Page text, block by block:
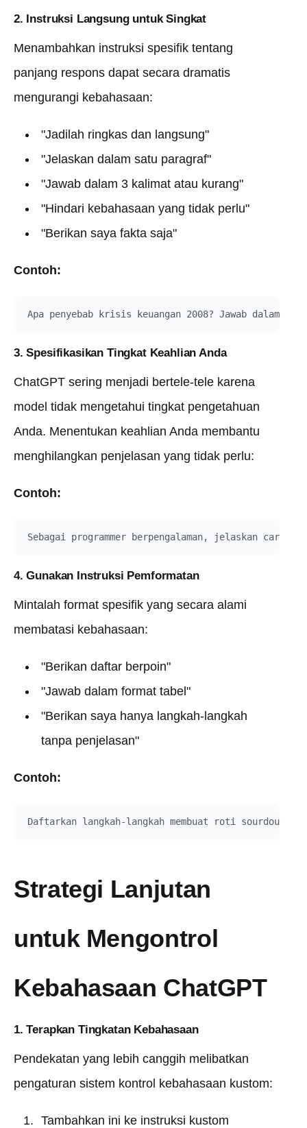
2. Instruksi Langsung untuk Singkat
Menambahkan instruksi spesifik tentang
panjang respons dapat secara dramatis
mengurangi kebahasaan:
"Jadilah ringkas dan langsung"
"Jelaskan dalam satu paragraf"
"Jawab dalam 3 kalimat atau kurang"
"Hindari kebahasaan yang tidak perlu"
"Berikan saya fakta saja"
Contoh:
3. Spesifikasikan Tingkat Keahlian Anda
ChatGPT sering menjadi bertele-tele karena
model tidak mengetahui tingkat pengetahuan
Anda. Menentukan keahlian Anda membantu
menghilangkan penjelasan yang tidak perlu:
Contoh:
4. Gunakan Instruksi Pemformatan
Mintalah format spesifik yang secara alami
membatasi kebahasaan:
"Berikan daftar berpoin"
"Jawab dalam format tabel"
"Berikan saya hanya langkah-langkah
tanpa penjelasan"
Contoh:
Strategi Lanjutan
untuk Mengontrol
Kebahasaan ChatGPT
1. Terapkan Tingkatan Kebahasaan
Pendekatan yang lebih canggih melibatkan
pengaturan sistem kontrol kebahasaan kustom:
Tambahkan ini ke instruksi kustom